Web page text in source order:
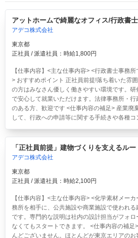
アットホームで綺麗なオフィス/行政書
アデコ株式会社
東京都
正社員 / 派遣社員：時給1,800円
【仕事内容】<主な仕事内容> <行政書士事務
> おすすめポイント 正社員前提!落ち着いた雰
の方はみなさん優しく働きやすい環境です。
で安心して就業いただけます。法律事務所・
のある方、歓迎です <仕事内容の補足> 産業廃
して、行政への申請等に関する手続きや各種コ
「正社員前提」建物づくりを支えるルー
アデコ株式会社
東京都
正社員 / 派遣社員：時給2,100円
【仕事内容】<主な仕事内容> <化学素材メー
務所を相手に、公共施設や商業施設で使われ
です。専門的な説明は社内の設計担当がフォ
なくてもスタートできます。 <仕事内容の補足
んどございません。ほとんどが東京エリアの